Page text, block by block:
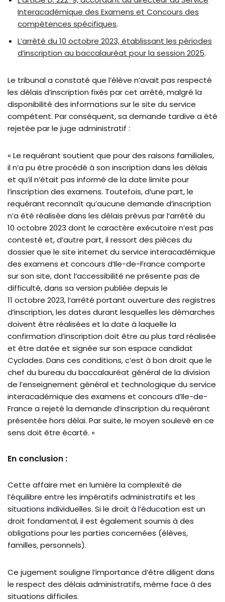
Interacadémique des Examens et Concours des
compétences spécifiques.
L’arrêté du 10 octobre 2023, établissant les périodes
d’inscription au baccalauréat pour la session 2025.
Le tribunal a constaté que l’élève n’avait pas respecté
les délais d’inscription fixés par cet arrêté, malgré la
disponibilité des informations sur le site du service
compétent. Par conséquent, sa demande tardive a été
rejetée par le juge administratif :
« Le requérant soutient que pour des raisons familiales,
il n’a pu être procédé à son inscription dans les délais
et qu’il n’était pas informé de la date limite pour
l’inscription des examens. Toutefois, d’une part, le
requérant reconnaît qu’aucune demande d’inscription
n’a été réalisée dans les délais prévus par l’arrêté du
10 octobre 2023 dont le caractère exécutoire n’est pas
contesté et, d’autre part, il ressort des pièces du
dossier que le site internet du service interacadémique
des examens et concours d’Ile-de-France comporte
sur son site, dont l’accessibilité ne présente pas de
difficulté, dans sa version publiée depuis le
11 octobre 2023, l’arrêté portant ouverture des registres
d’inscription, les dates durant lesquelles les démarches
doivent être réalisées et la date à laquelle la
confirmation d’inscription doit être au plus tard réalisée
et être datée et signée sur son espace candidat
Cyclades. Dans ces conditions, c’est à bon droit que le
chef du bureau du baccalauréat général de la division
de l’enseignement général et technologique du service
interacadémique des examens et concours d’Ile-de-
France a rejeté la demande d’inscription du requérant
présentée hors délai. Par suite, le moyen soulevé en ce
sens doit être écarté. »
En conclusion :
Cette affaire met en lumière la complexité de
l’équilibre entre les impératifs administratifs et les
situations individuelles. Si le droit à l’éducation est un
droit fondamental, il est également soumis à des
obligations pour les parties concernées (élèves,
familles, personnels).
Ce jugement souligne l’importance d’être diligent dans
le respect des délais administratifs, même face à des
situations difficiles.